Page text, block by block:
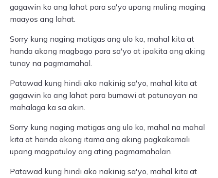
gagawin ko ang lahat para sa'yo upang muling maging
maayos ang lahat.
Sorry kung naging matigas ang ulo ko, mahal kita at
handa akong magbago para sa'yo at ipakita ang aking
tunay na pagmamahal.
Patawad kung hindi ako nakinig sa'yo, mahal kita at
gagawin ko ang lahat para bumawi at patunayan na
mahalaga ka sa akin.
Sorry kung naging matigas ang ulo ko, mahal na mahal
kita at handa akong itama ang aking pagkakamali
upang magpatuloy ang ating pagmamahalan.
Patawad kung hindi ako nakinig sa'yo, mahal kita at